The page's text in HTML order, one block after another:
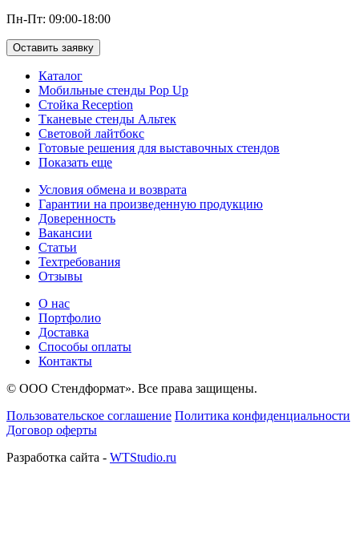
Пн-Пт: 09:00-18:00
Оставить заявку
Каталог
Мобильные стенды Pop Up
Стойка Reception
Тканевые стенды Альтек
Световой лайтбокс
Готовые решения для выставочных стендов
Показать еще
Условия обмена и возврата
Гарантии на произведенную продукцию
Доверенность
Вакансии
Статьи
Техтребования
Отзывы
О нас
Портфолио
Доставка
Способы оплаты
Контакты
© ООО Стендформат». Все права защищены.
Пользовательское соглашение Политика конфиденциальности
Договор оферты
Разработка сайта - WTStudio.ru